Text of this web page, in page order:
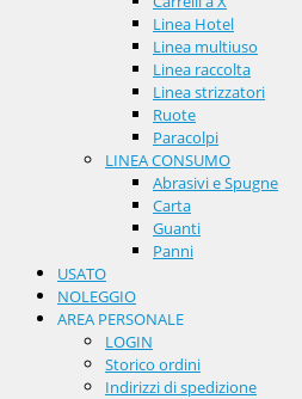
Linea Hotel
Linea multiuso
Linea raccolta
Linea strizzatori
Ruote
Paracolpi
LINEA CONSUMO
Abrasivi e Spugne
Carta
Guanti
Panni
USATO
NOLEGGIO
AREA PERSONALE
LOGIN
Storico ordini
Indirizzi di spedizione